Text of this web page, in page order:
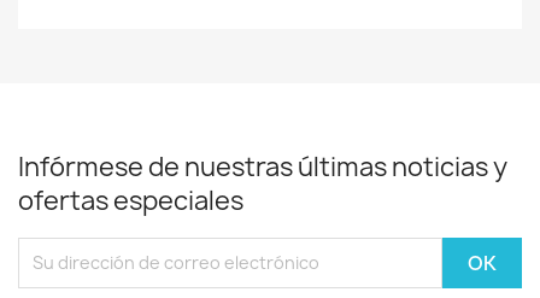
Infórmese de nuestras últimas noticias y
ofertas especiales